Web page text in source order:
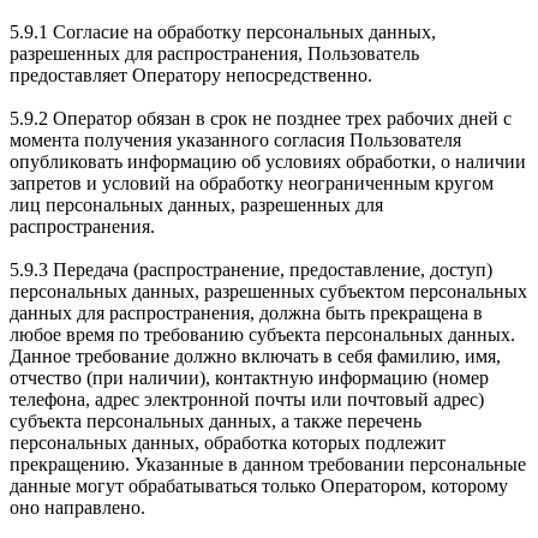
5.9.1 Согласие на обработку персональных данных,
разрешенных для распространения, Пользователь
предоставляет Оператору непосредственно.
5.9.2 Оператор обязан в срок не позднее трех рабочих дней с
момента получения указанного согласия Пользователя
опубликовать информацию об условиях обработки, о наличии
запретов и условий на обработку неограниченным кругом
лиц персональных данных, разрешенных для
распространения.
5.9.3 Передача (распространение, предоставление, доступ)
персональных данных, разрешенных субъектом персональных
данных для распространения, должна быть прекращена в
любое время по требованию субъекта персональных данных.
Данное требование должно включать в себя фамилию, имя,
отчество (при наличии), контактную информацию (номер
телефона, адрес электронной почты или почтовый адрес)
субъекта персональных данных, а также перечень
персональных данных, обработка которых подлежит
прекращению. Указанные в данном требовании персональные
данные могут обрабатываться только Оператором, которому
оно направлено.